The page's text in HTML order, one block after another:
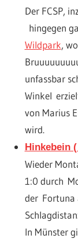
Der FCSP,
hingegen
Wildpark,
unfassbar
Winkel
von Marius
wird.
Hinkebein
Wieder
1:0 durch
der Fortuna
In Münster